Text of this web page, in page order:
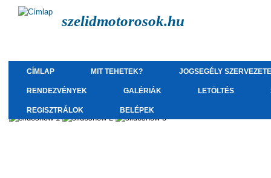
szelidmotorosok.hu
CÍMLAP MIT TEHETEK? JOGSEGÉLY
RENDEZVÉNYEK GALÉRIÁK LETÖLTÉS
REGISZTRÁLOK BELÉPEK